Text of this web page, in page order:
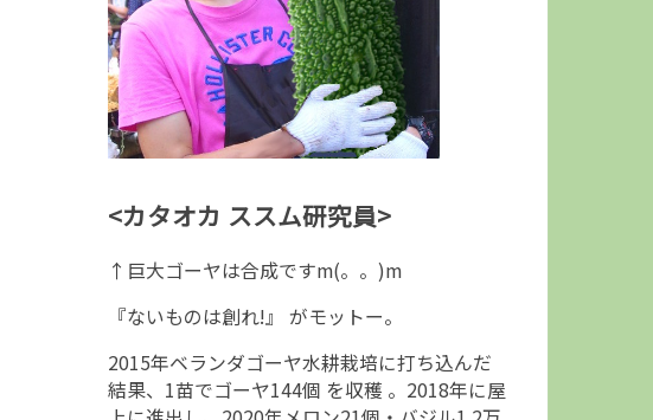
<カタオカ ススム研究員>
↑巨大ゴーヤは合成ですm(。。)m
『ないものは創れ!』 がモットー。
2015年ベランダゴーヤ水耕栽培に打ち込んだ
結果、1苗でゴーヤ144個 を収穫 。2018年に屋